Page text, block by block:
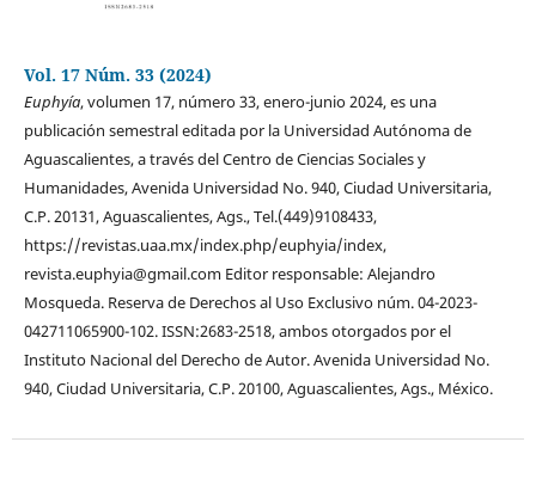
Vol. 17 Núm. 33 (2024)
Euphyía, volumen 17, número 33, enero-junio 2024, es una
publicación semestral editada por la Universidad Autónoma de
Aguascalientes, a través del Centro de Ciencias Sociales y
Humanidades, Avenida Universidad No. 940, Ciudad Universitaria,
C.P. 20131, Aguascalientes, Ags., Tel.(449)9108433,
https://revistas.uaa.mx/index.php/euphyia/index,
revista.euphyia@gmail.com Editor responsable: Alejandro
Mosqueda. Reserva de Derechos al Uso Exclusivo núm. 04-2023-
042711065900-102. ISSN:2683-2518, ambos otorgados por el
Instituto Nacional del Derecho de Autor. Avenida Universidad No.
940, Ciudad Universitaria, C.P. 20100, Aguascalientes, Ags., México.